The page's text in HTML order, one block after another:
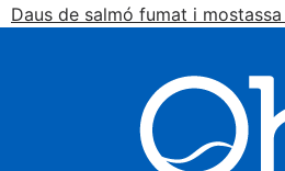
Daus de salmó fumat i